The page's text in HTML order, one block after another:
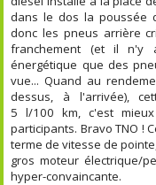
dans le dos la poussée
donc les pneus arrière
franchement (et il n'y
énergétique que des
vue... Quand au
dessus, à l'arrivée),
5 l/100 km, c'est
participants. Bravo TNO !
terme de vitesse de
gros moteur électrique/
hyper-convaincante.